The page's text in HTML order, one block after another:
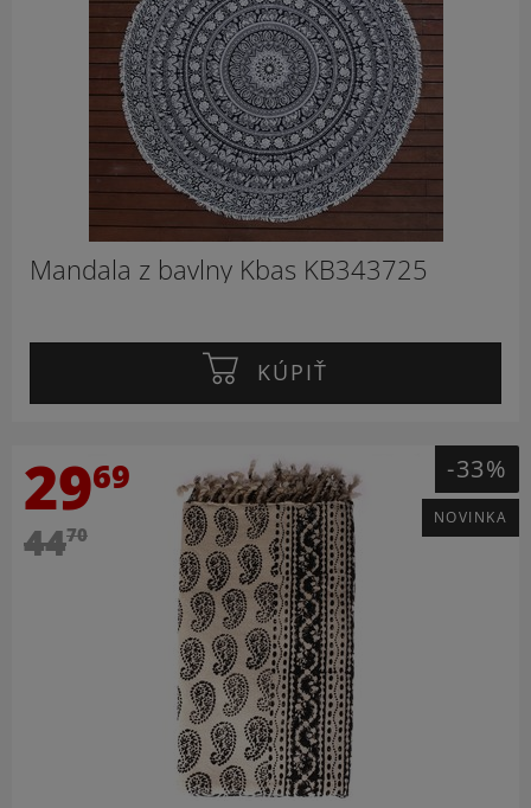
Mandala z bavlny Kbas KB343725
KÚPIŤ
2969
4470
-33%
NOVINKA